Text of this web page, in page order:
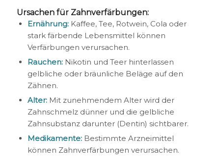
Ursachen für Zahnverfärbungen:
Ernährung:Kaffee, Tee, Rotwein, Cola oder
stark färbende Lebensmittel können
Verfärbungen verursachen.
Rauchen:Nikotin und Teer hinterlassen
gelbliche oder bräunliche Beläge auf den
Zähnen.
Alter:Mit zunehmendem Alter wird der
Zahnschmelz dünner und die gelbliche
Zahnsubstanz darunter (Dentin) sichtbarer.
Medikamente:Bestimmte Arzneimittel
können Zahnverfärbungen verursachen.